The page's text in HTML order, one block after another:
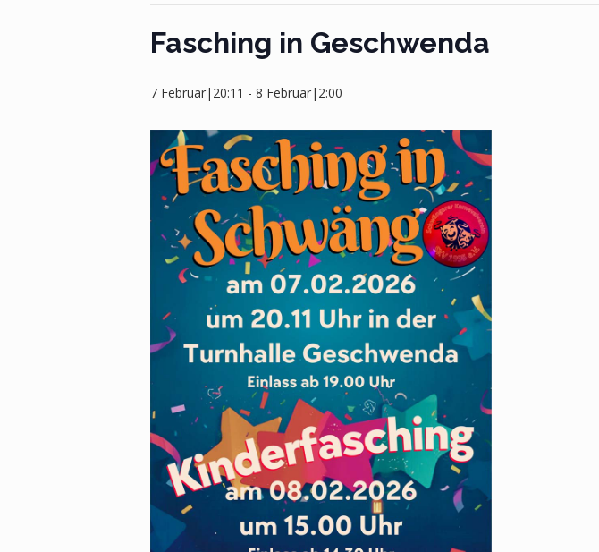
Fasching in Geschwenda
7 Februar|20:11 - 8 Februar|2:00